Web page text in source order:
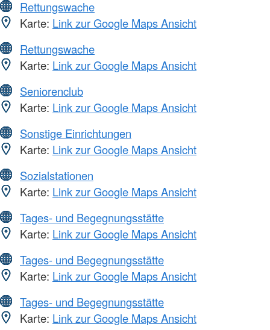
Rettungswache
Karte: Link zur Google Maps Ansicht
Rettungswache
Karte: Link zur Google Maps Ansicht
Seniorenclub
Karte: Link zur Google Maps Ansicht
Sonstige Einrichtungen
Karte: Link zur Google Maps Ansicht
Sozialstationen
Karte: Link zur Google Maps Ansicht
Tages- und Begegnungsstätte
Karte: Link zur Google Maps Ansicht
Tages- und Begegnungsstätte
Karte: Link zur Google Maps Ansicht
Tages- und Begegnungsstätte
Karte: Link zur Google Maps Ansicht